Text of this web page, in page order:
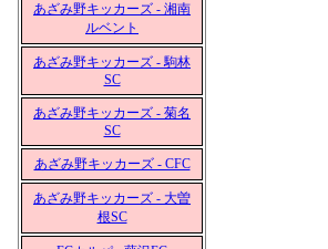
あざみ野キッカーズ - 湘南
ルベント
あざみ野キッカーズ - 駒林
SC
あざみ野キッカーズ - 菊名
SC
あざみ野キッカーズ - CFC
あざみ野キッカーズ - 大曽
根SC